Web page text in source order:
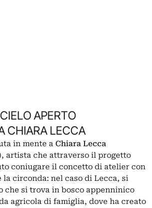
APERTO
CHIARA LECCA
in mente a Chiara Lecca
artista che attraverso il progetto
coniugare il concetto di atelier con
la circonda: nel caso di Lecca, si
che si trova in bosco appenninico
agricola di famiglia, dove ha creato